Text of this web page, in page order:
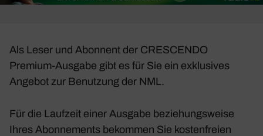
Als Leser und Abon­nent der CRESCENDO
Premium-Ausgabe gibt es für Sie ein exklu­sives
Angebot zur Benut­zung der NML.
Für die Lauf­zeit einer Ausgabe bezie­hungs­weise
Ihres Abon­ne­ments bekommen Sie kosten­freien